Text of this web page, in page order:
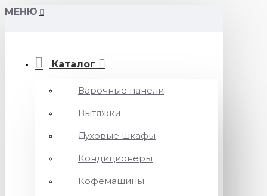
МЕНЮ
Каталог
Варочные панели
Вытяжки
Духовые шкафы
Кондиционеры
Кофемашины